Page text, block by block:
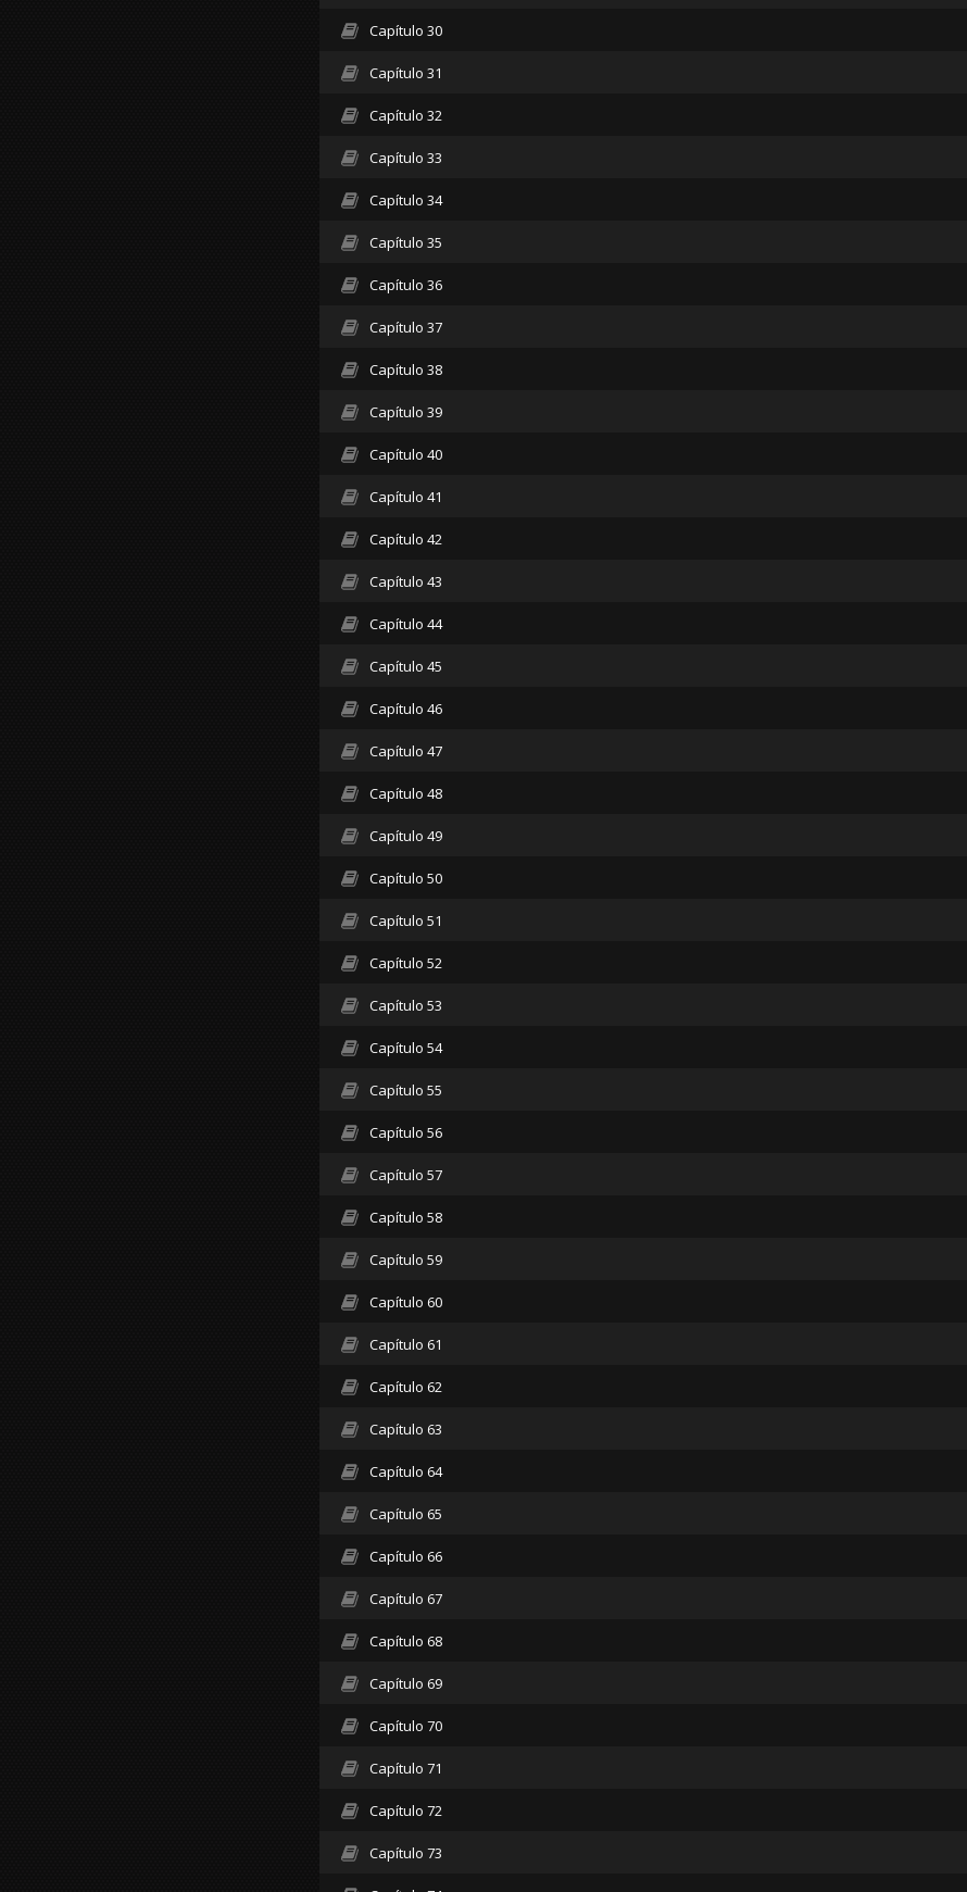
Capítulo 30
Capítulo 31
Capítulo 32
Capítulo 33
Capítulo 34
Capítulo 35
Capítulo 36
Capítulo 37
Capítulo 38
Capítulo 39
Capítulo 40
Capítulo 41
Capítulo 42
Capítulo 43
Capítulo 44
Capítulo 45
Capítulo 46
Capítulo 47
Capítulo 48
Capítulo 49
Capítulo 50
Capítulo 51
Capítulo 52
Capítulo 53
Capítulo 54
Capítulo 55
Capítulo 56
Capítulo 57
Capítulo 58
Capítulo 59
Capítulo 60
Capítulo 61
Capítulo 62
Capítulo 63
Capítulo 64
Capítulo 65
Capítulo 66
Capítulo 67
Capítulo 68
Capítulo 69
Capítulo 70
Capítulo 71
Capítulo 72
Capítulo 73